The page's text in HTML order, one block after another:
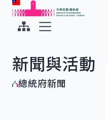
跳到主要內容
中華民國總統府
新聞與活動
總統府新聞